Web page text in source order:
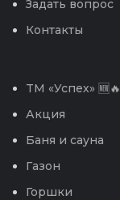
Задать вопрос
Контакты
TM «Успех» 🆕🔥
Акция
Баня и сауна
Газон
Горшки